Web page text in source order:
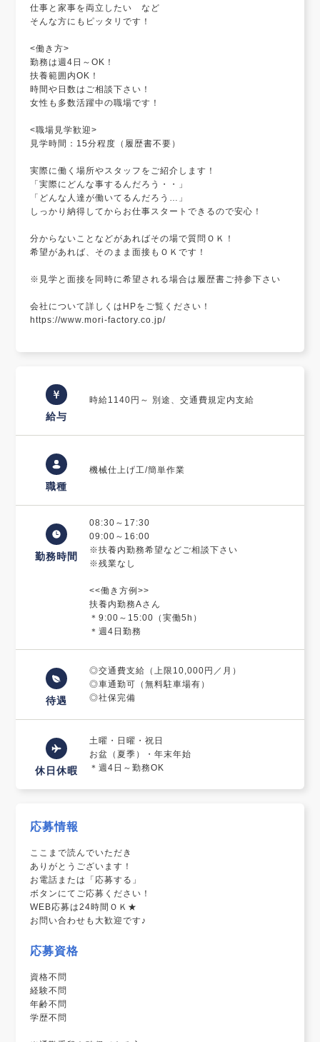
仕事と家事を両立したい など
そんな方にもピッタリです！
<働き方>
勤務は週4日～OK！
扶養範囲内OK！
時間や日数はご相談下さい！
女性も多数活躍中の職場です！
<職場見学歓迎>
見学時間：15分程度（履歴書不要）
実際に働く場所やスタッフをご紹介します！
「実際にどんな事するんだろう・・」
「どんな人達が働いてるんだろう…」
しっかり納得してからお仕事スタートできるので安心！
分からないことなどがあればその場で質問ＯＫ！
希望があれば、そのまま面接もＯＫです！
※見学と面接を同時に希望される場合は履歴書ご持参下さい
会社について詳しくはHPをご覧ください！
https://www.mori-factory.co.jp/
給与
時給1140円～ 別途、交通費規定内支給
職種
機械仕上げ工/簡単作業
勤務時間
08:30～17:30
09:00～16:00
※扶養内勤務希望などご相談下さい
※残業なし
<<働き方例>>
扶養内勤務Aさん
＊9:00～15:00（実働5h）
＊週4日勤務
待遇
◎交通費支給（上限10,000円／月）
◎車通勤可（無料駐車場有）
◎社保完備
休日休暇
土曜・日曜・祝日
お盆（夏季）・年末年始
＊週4日～勤務OK
応募情報
ここまで読んでいただき
ありがとうございます！
お電話または「応募する」
ボタンにてご応募ください！
WEB応募は24時間ＯＫ★
お問い合わせも大歓迎です♪
応募資格
資格不問
経験不問
年齢不問
学歴不問